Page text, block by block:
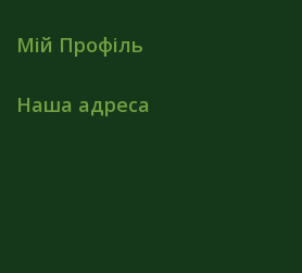
Мій Профіль
Наша адреса